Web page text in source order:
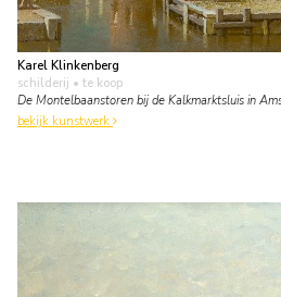
Karel Klinkenberg
schilderij • te koop
De Montelbaanstoren bij de Kalkmarktsluis in
bekijk kunstwerk